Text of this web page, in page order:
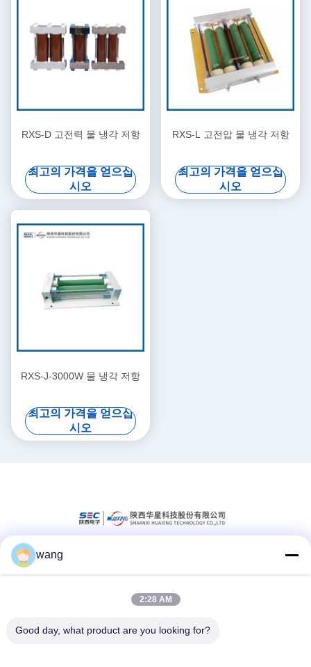
RXS-D 고전력 물 냉각 저항
최고의 가격을 얻으십
시오
RXS-L 고전압 물 냉각 저항
최고의 가격을 얻으십
시오
RXS-J-3000W 물 냉각 저항
최고의 가격을 얻으십
시오
소셜 미디어
빠른 연락
wang
2:28 AM
Good day, what product are you looking for?